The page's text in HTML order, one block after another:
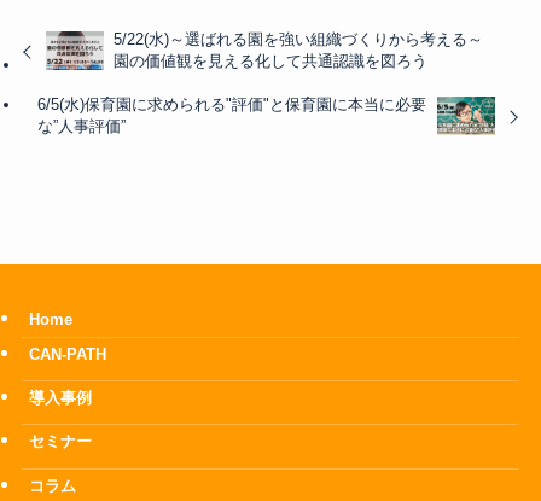
5/22(水)～選ばれる園を強い組織づくりから考える～
園の価値観を見える化して共通認識を図ろう
6/5(水)保育園に求められる"評価"と保育園に本当に必要
な”人事評価”
Home
CAN-PATH
導入事例
セミナー
コラム